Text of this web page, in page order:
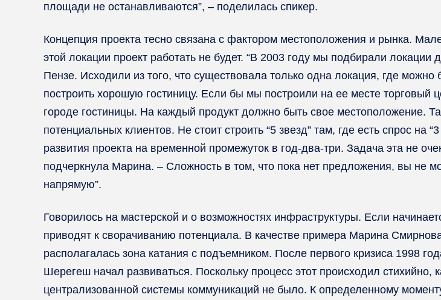
площади не останавливаются”, – поделилась спикер.
Концепция проекта тесно связана с фактором местоположения и рынка.
этой локации проект работать не будет. “В 2003 году мы подбирали
Пензе. Исходили из того, что существовала только одна локация, где
построить хорошую гостиницу. Если бы мы построили на ее месте торговый
городе гостиницы. На каждый продукт должно быть свое местоположение.
потенциальных клиентов. Не стоит строить “5 звезд” там, где есть спрос на
развития проекта на временной промежуток в год-два-три. Задача эта не
подчеркнула Марина. – Сложность в том, что пока нет предложения, вы не
напрямую”.
Говорилось на мастерской и о возможностях инфраструктуры. Если
приводят к сворачиванию потенциала. В качестве примера Марина
располагалась зона катания с подъемником. После первого кризиса 1998
Шерегеш начал развиваться. Поскольку процесс этот происходил стихийно,
централизованной системы коммуникаций не было. К определенному